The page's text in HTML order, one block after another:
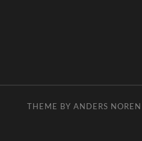
THEME BY ANDERS NOREN